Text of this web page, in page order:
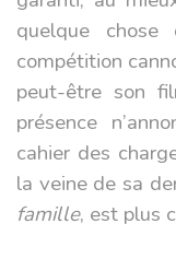
quelque
compétition
peut-être son
présence
cahier des
la veine de sa
famille, est plus